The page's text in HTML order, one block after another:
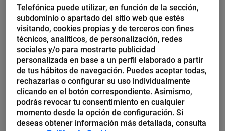
Small data, sacando provecho a
sus datos
En un minuto, se descargan 452 mil horas de vídeos de Netflix,
en Facebook se comparten más de 240 mil fotos, y Twitter
publica 575 mil nuevos tweets, vivimos...
Telefónica puede utilizar, en función de la sección,
subdominio o apartado del sitio web que estés
visitando, cookies propias y de terceros con fines
técnicos, analíticos, de personalización, redes
sociales y/o para mostrarte publicidad
personalizada en base a un perfil elaborado a partir
de tus hábitos de navegación. Puedes aceptar todas,
rechazarlas o configurar su uso individualmente
clicando en el botón correspondiente. Asimismo,
podrás revocar tu consentimiento en cualquier
momento desde la opción de configuración. Si
deseas obtener información más detallada, consulta